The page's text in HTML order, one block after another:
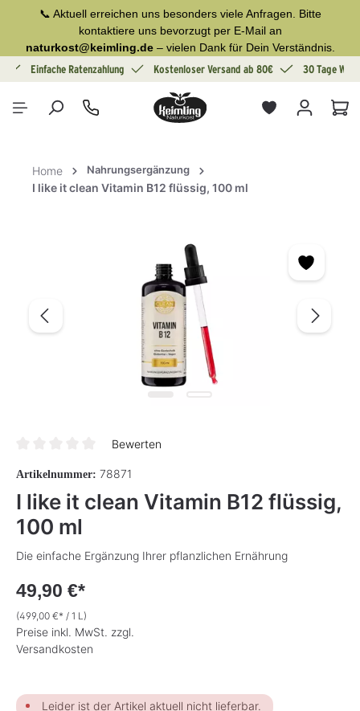
springen
📞 Aktuell erreichen uns besonders viele Anfragen. Bitte
kontaktiere uns bevorzugt per E-Mail an
naturkost@keimling.de– vielen Dank für Dein Verständnis.
Einfache Ratenzahlung Kostenloser Versand ab 80€ 30 Tage
Home Nahrungsergänzung
I like it clean Vitamin B12 flüssig, 100 ml
Bewerten
Artikelnummer: 78871
I like it clean Vitamin B12 flüssig,
100 ml
Die einfache Ergänzung Ihrer pflanzlichen Ernährung
49,90 €*
(499,00 €* / 1 L)
Preise inkl. MwSt. zzgl.
Versandkosten
Leider ist der Artikel aktuell nicht lieferbar.